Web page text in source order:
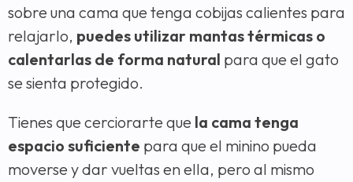
sobre una cama que tenga cobijas calientes para
relajarlo, puedes utilizar mantas térmicas o
calentarlas de forma natural para que el gato
se sienta protegido.
Tienes que cerciorarte que la cama tenga
espacio suficiente para que el minino pueda
moverse y dar vueltas en ella, pero al mismo